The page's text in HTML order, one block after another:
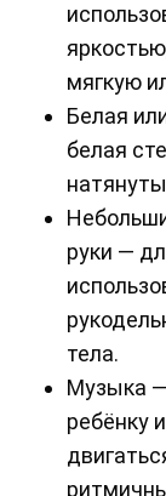
мягкую
Белая
белая
руки —
тела.
Музыка
ребёнку